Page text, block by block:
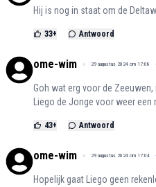
Hij is nog in staat om de
33+ Antwoord
ome-wim 29 augustus 2024 om 17:08
Goh wat erg voor de
Liego de Jonge voor weer een
43+ Antwoord
ome-wim 29 augustus 2024 om 17:04
Hopelijk gaat Liego geen